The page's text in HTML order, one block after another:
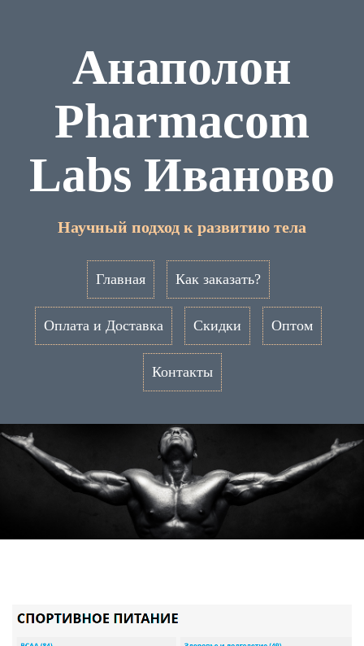
Анаполон
Pharmacom
Labs Иваново
Научный подход к развитию тела
Главная Как заказать?
Оплата и Доставка Скидки Оптом
Контакты